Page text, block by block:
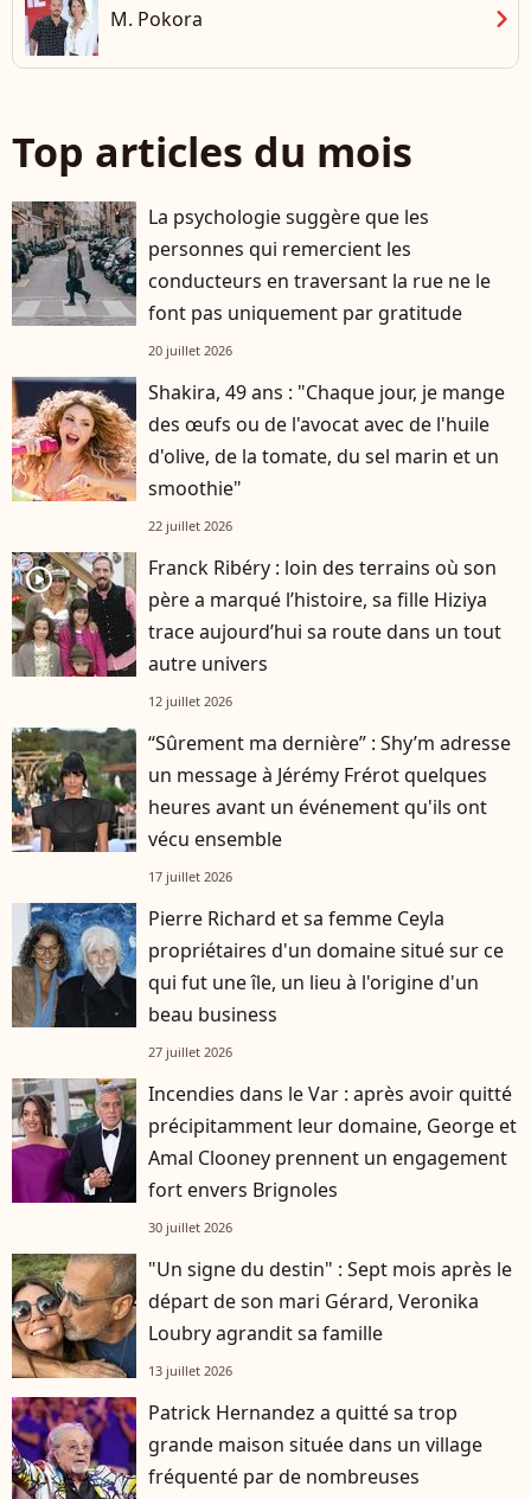
M. Pokora chevron_right
Top articles du mois
La psychologie suggère que les
personnes qui remercient les
conducteurs en traversant la rue ne le
font pas uniquement par gratitude
20 juillet 2026
Shakira, 49 ans : "Chaque jour, je mange
des œufs ou de l'avocat avec de l'huile
d'olive, de la tomate, du sel marin et un
smoothie"
22 juillet 2026
player2
Franck Ribéry : loin des terrains où son
père a marqué l’histoire, sa fille Hiziya
trace aujourd’hui sa route dans un tout
autre univers
12 juillet 2026
“Sûrement ma dernière” : Shy’m adresse
un message à Jérémy Frérot quelques
heures avant un événement qu'ils ont
vécu ensemble
17 juillet 2026
Pierre Richard et sa femme Ceyla
propriétaires d'un domaine situé sur ce
qui fut une île, un lieu à l'origine d'un
beau business
27 juillet 2026
Incendies dans le Var : après avoir quitté
précipitamment leur domaine, George et
Amal Clooney prennent un engagement
fort envers Brignoles
30 juillet 2026
"Un signe du destin" : Sept mois après le
départ de son mari Gérard, Veronika
Loubry agrandit sa famille
13 juillet 2026
Patrick Hernandez a quitté sa trop
grande maison située dans un village
fréquenté par de nombreuses